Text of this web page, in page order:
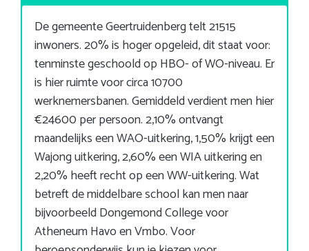
De gemeente Geertruidenberg telt 21515
inwoners. 20% is hoger opgeleid, dit staat voor:
tenminste geschoold op HBO- of WO-niveau. Er
is hier ruimte voor circa 10700
werknemersbanen. Gemiddeld verdient men hier
€24600 per persoon. 2,10% ontvangt
maandelijks een WAO-uitkering, 1,50% krijgt een
Wajong uitkering, 2,60% een WIA uitkering en
2,20% heeft recht op een WW-uitkering. Wat
betreft de middelbare school kan men naar
bijvoorbeeld Dongemond College voor
Atheneum Havo en Vmbo. Voor